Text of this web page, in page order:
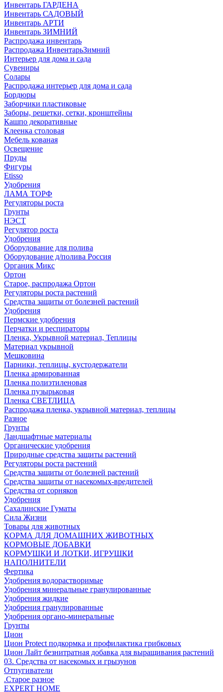
Инвентарь ГАРДЕНА
Инвентарь САДОВЫЙ
Инвентарь АРТИ
Инвентарь ЗИМНИЙ
Распродажа инвентарь
Распродажа ИнвентарьЗимний
Интерьер для дома и сада
Сувениры
Солары
Распродажа интерьер для дома и сада
Бордюры
Заборчики пластиковые
Заборы, решетки, сетки, кронштейны
Кашпо декоративные
Клеенка столовая
Мебель кованая
Освещение
Пруды
Фигуры
Etisso
Удобрения
ЛАМА ТОРФ
Регуляторы роста
Грунты
НЭСТ
Регулятор роста
Удобрения
Оборудование для полива
Оборудование д/полива Россия
Органик Микс
Ортон
Старое, распродажа Ортон
Регуляторы роста растений
Средства защиты от болезней растений
Удобрения
Пермские удобрения
Перчатки и респираторы
Пленка, Укрывной материал, Теплицы
Материал укрывной
Мешковина
Парники, теплицы, кустодержатели
Пленка армированная
Пленка полиэтиленовая
Пленка пузырьковая
Пленка СВЕТЛИЦА
Распродажа пленка, укрывной материал, теплицы
Разное
Грунты
Ландшафтные материалы
Органические удобрения
Природные средства защиты растений
Регуляторы роста растений
Средства защиты от болезней растений
Средства защиты от насекомых-вредителей
Средства от сорняков
Удобрения
Сахалинские Гуматы
Сила Жизни
Товары для животных
КОРМА ДЛЯ ДОМАШНИХ ЖИВОТНЫХ
КОРМОВЫЕ ДОБАВКИ
КОРМУШКИ И ЛОТКИ, ИГРУШКИ
НАПОЛНИТЕЛИ
Фертика
Удобрения водорастворимые
Удобрения минеральные гранулированные
Удобрения жидкие
Удобрения гранулированные
Удобрения органо-минеральные
Грунты
Цион
Цион Protect подкормка и профилактика грибковых
Цион Лайт безнитратная добавка для выращивания растений
03. Средства от насекомых и грызунов
Отпугиватели
.Старое разное
EXPERT HOME